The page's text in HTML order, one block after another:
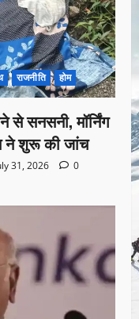
राजनीति होम
सनसनी, मॉर्निंग
ने शुरू की जांच
31, 2026
0